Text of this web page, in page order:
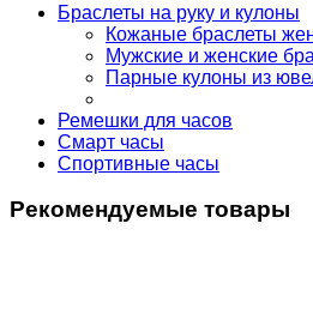
Браслеты на руку и кулоны
Кожаные браслеты
Мужские и женские
Парные кулоны из
Ремешки для часов
Смарт часы
Спортивные часы
Рекомендуемые товары